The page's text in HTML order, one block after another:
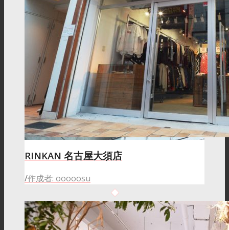
RINKAN 名古屋大須店
/作成者: ooooosu